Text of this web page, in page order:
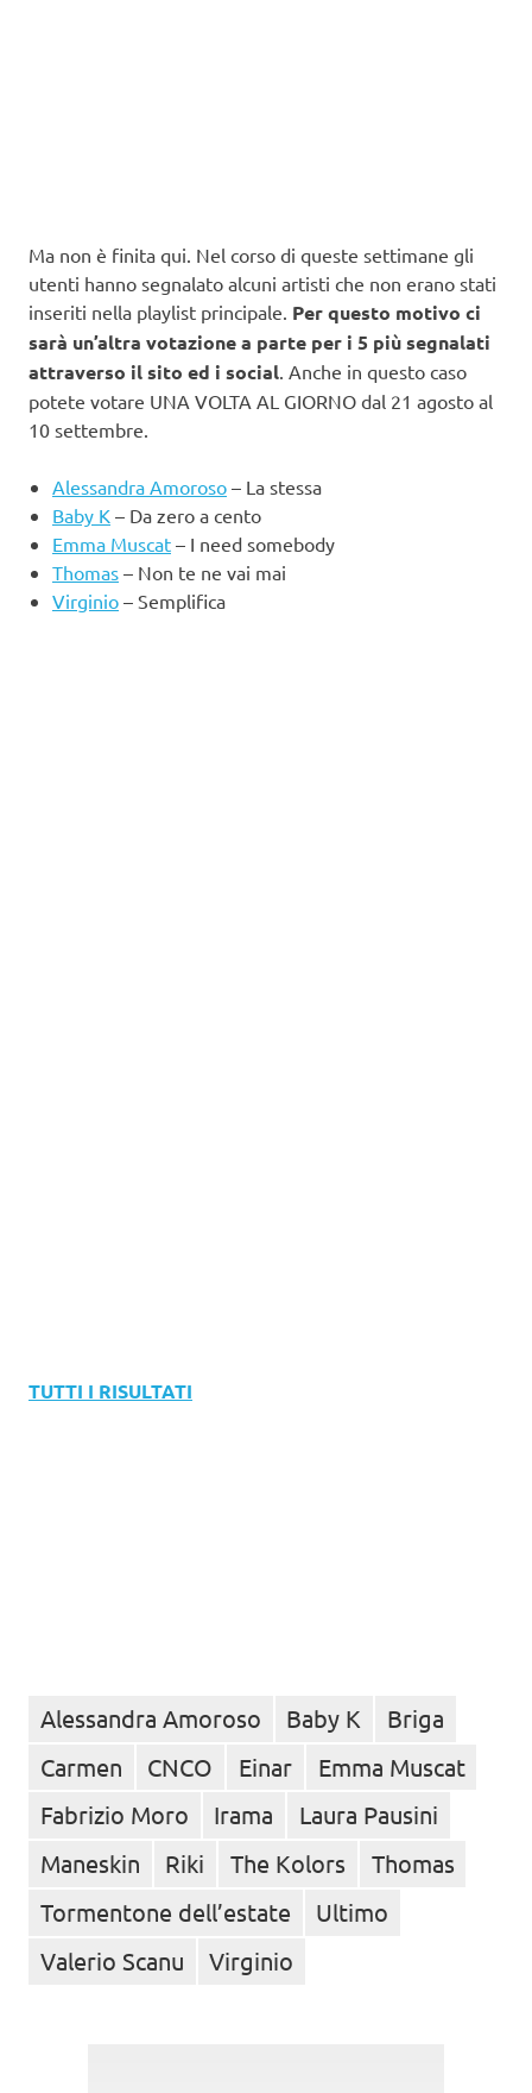
Ma non è finita qui. Nel corso di queste settimane gli
utenti hanno segnalato alcuni artisti che non erano stati
inseriti nella playlist principale. Per questo motivo ci
sarà un’altra votazione a parte per i 5 più segnalati
attraverso il sito ed i social . Anche in questo caso
potete votare UNA VOLTA AL GIORNO dal 21 agosto al
10 settembre.
Alessandra Amoroso – La stessa
Baby K – Da zero a cento
Emma Muscat – I need somebody
Thomas – Non te ne vai mai
Virginio – Semplifica
TUTTI I RISULTATI
Alessandra Amoroso Baby K
Briga
Carmen
CNCO Einar
Emma Muscat
Fabrizio Moro
Irama
Laura Pausini
Maneskin
Riki The Kolors
Thomas
Tormentone dell’estate
Ultimo
Valerio Scanu
Virginio